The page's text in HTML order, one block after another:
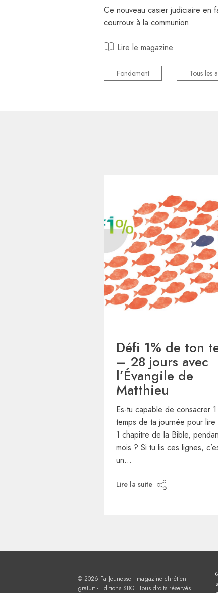
Ce nouveau casier judiciaire en
courroux à la communion.
Lire le magazine
Fondement Tous les
Défi 1% de ton
– 28 jours avec
l’Évangile de
Matthieu
Es-tu capable de consacrer 1
temps de ta journée pour lire
1 chapitre de la Bible,
mois ? Si tu lis ces lignes,
un…
Lire la suite
© 2026 Ta Jeunesse - magazine chrétien
gratuit - Editions SBG. Tous droits réservés.